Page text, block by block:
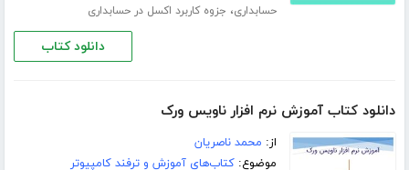
حسابداری، جزوه کاربرد اکسل در حسابداری
دانلود کتاب
دانلود کتاب آموزش نرم افزار ناویس ورک
از: محمد ناصریان
موضوع:کتاب‌های آموزش و ترفند کامپیوتر